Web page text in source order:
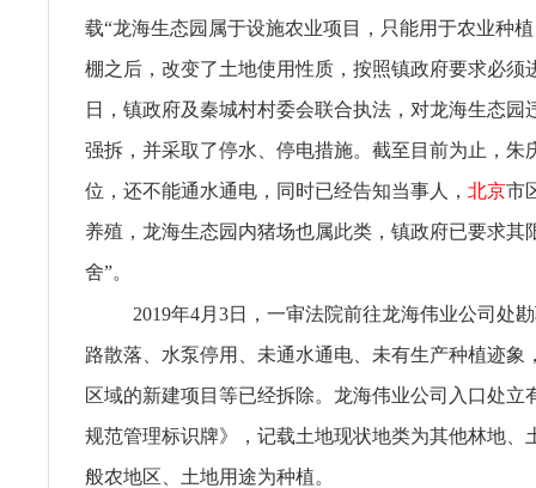
载“龙海生态园属于设施农业项目，只能用于农业种
棚之后，改变了土地使用性质，按照镇政府要求必须
日，镇政府及秦城村村委会联合执法，对龙海生态园
强拆，并采取了停水、停电措施。截至目前为止，朱
位，还不能通水通电，同时已经告知当事人， 北京市
养殖，龙海生态园内猪场也属此类，镇政府已要求其
舍”。
2019年4月3日，一审法院前往龙海伟业公司处
路散落、水泵停用、未通水通电、未有生产种植迹象
区域的新建项目等已经拆除。龙海伟业公司入口处立
规范管理标识牌》，记载土地现状地类为其他林地、
般农地区、土地用途为种植。